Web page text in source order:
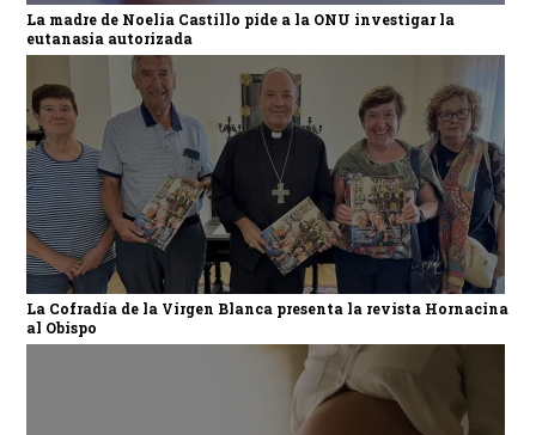
La madre de Noelia Castillo pide a la ONU investigar la
eutanasia autorizada
La Cofradía de la Virgen Blanca presenta la revista Hornacina
al Obispo